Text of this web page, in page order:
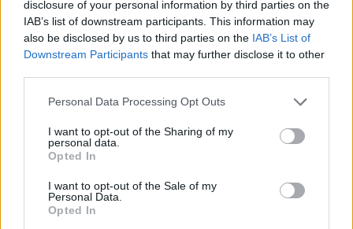
disclosure of your personal information by third parties on the
IAB’s list of downstream participants. This information may
also be disclosed by us to third parties on the IAB’s List of
Downstream Participants that may further disclose it to other
Please note that this website/app uses one or more Google
not limited to your visit or usage behaviour. You may click to
grant or deny consent to Google and its third-party tags to
use your data for below specified purposes in below Google
consent section.
Personal Data Processing Opt Outs
I want to opt-out of the Sharing of my
personal data.
Opted In
I want to opt-out of the Sale of my
Personal Data.
Opted In
Σχόλια
Τραγωδία στις Σέρρες: «Τα
έχασα όλα, κάτι με
λέει ο άνδρας που έχασε
σύζυγο και γιο στο τροχαίο
Μυστράς: 11 μήνες
αναστολή στον
πατέρα του σε